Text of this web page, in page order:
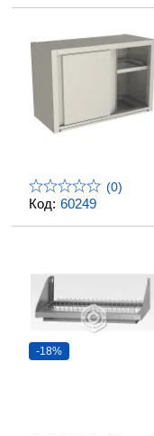
Код: 60249
(0)
-18%